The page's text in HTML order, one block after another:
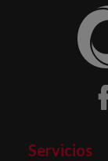
Servicios